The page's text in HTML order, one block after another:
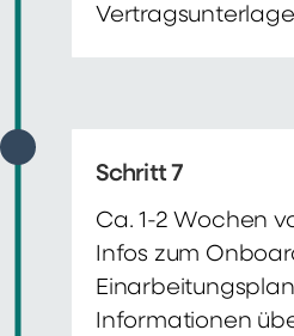
Schritt 7
Ca. 1-2 Wochen
Infos zum
Informationen